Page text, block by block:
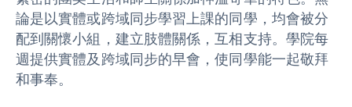
論是以實體或跨域同步學習上課的同學，均會被分
配到關懷小組，建立肢體關係，互相支持。學院每
週提供實體及跨域同步的早會，使同學能一起敬拜
和事奉。